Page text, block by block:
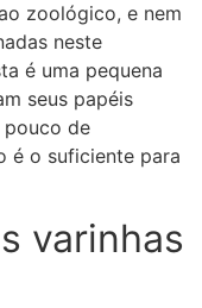
zoológico, e nem
neste
é uma pequena
seus papéis
pouco de
é o suficiente para
varinhas